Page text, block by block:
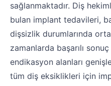
sağlanmaktadır. Diş
bulan implant tedavileri,
dişsizlik durumlarında
zamanlarda başarılı
endikasyon alanları
tüm diş eksiklikleri için